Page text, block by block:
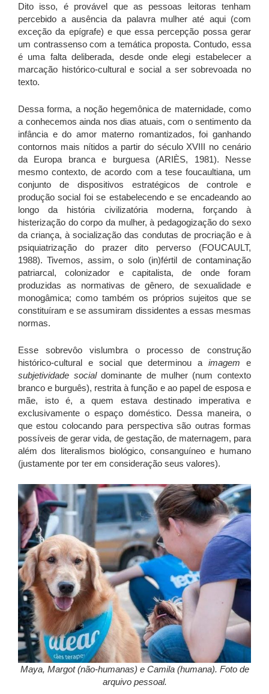
Dito isso, é provável que as pessoas leitoras tenham
percebido a ausência da palavra mulher até aqui (com
exceção da epígrafe) e que essa percepção possa gerar
um contrassenso com a temática proposta. Contudo, essa
é uma falta deliberada, desde onde elegi estabelecer a
marcação histórico-cultural e social a ser sobrevoada no
texto.
Dessa forma, a noção hegemônica de maternidade, como
a conhecemos ainda nos dias atuais, com o sentimento da
infância e do amor materno romantizados, foi ganhando
contornos mais nítidos a partir do século XVIII no cenário
da Europa branca e burguesa (ARIÈS, 1981). Nesse
mesmo contexto, de acordo com a tese foucaultiana, um
conjunto de dispositivos estratégicos de controle e
produção social foi se estabelecendo e se encadeando ao
longo da história civilizatória moderna, forçando à
histerização do corpo da mulher, à pedagogização do sexo
da criança, à socialização das condutas de procriação e à
psiquiatrização do prazer dito perverso (FOUCAULT,
1988). Tivemos, assim, o solo (in)fértil de contaminação
patriarcal, colonizador e capitalista, de onde foram
produzidas as normativas de gênero, de sexualidade e
monogâmica; como também os próprios sujeitos que se
constituíram e se assumiram dissidentes a essas mesmas
normas.
Esse sobrevôo vislumbra o processo de construção
histórico-cultural e social que determinou aimagem e
subjetividade socialdominante de mulher (num contexto
branco e burguês), restrita à função e ao papel de esposa e
mãe, isto é, a quem estava destinado imperativa e
exclusivamente o espaço doméstico. Dessa maneira, o
que estou colocando para perspectiva são outras formas
possíveis de gerar vida, de gestação, de maternagem, para
além dos literalismos biológico, consanguíneo e humano
(justamente por ter em consideração seus valores).
Maya, Margot (não-humanas) e Camila (humana). Foto de
arquivo pessoal.